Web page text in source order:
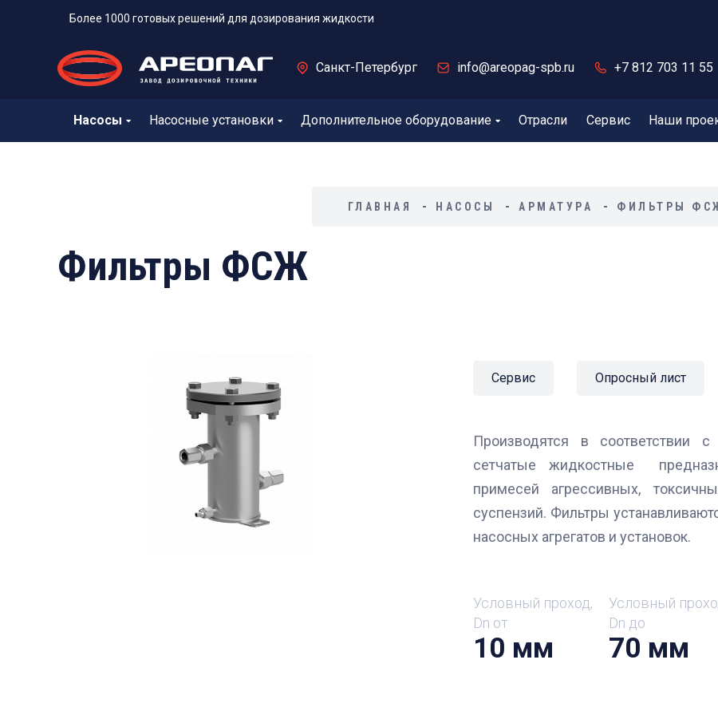
Более 1000 готовых решений для дозирования жидкости
Санкт-Петербург info@areopag-spb.ru +7 812 703 11 55
Насосы Насосные установки Дополнительное оборудование Отрасли Сервис Наши
ГЛАВНАЯ НАСОСЫ АРМАТУРА ФИЛЬТРЫ
Фильтры ФСЖ
Сервис Опросный лист
Производятся в соответствии
сетчатые жидкостные
примесей агрессивных,
суспензий. Фильтры
насосных агрегатов и установок.
Условный проход,
Dn от
10 мм
Условный
Dn до
70 мм